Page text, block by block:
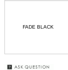
FADE BLACK